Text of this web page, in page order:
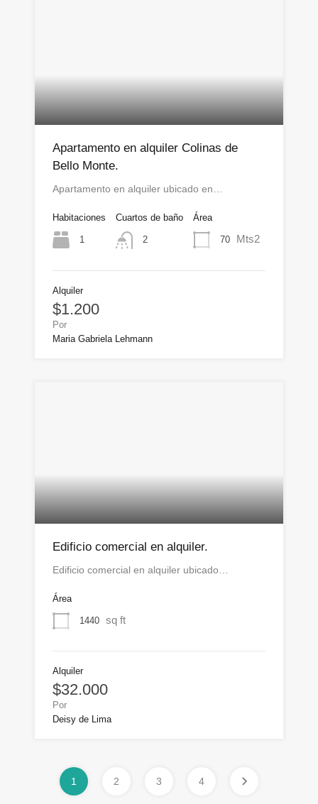
Apartamento en alquiler Colinas de
Bello Monte.
Apartamento en alquiler ubicado en…
Habitaciones
1
Cuartos de baño
2
Área
70 Mts2
Alquiler
$1.200
Por
Maria Gabriela Lehmann
Edificio comercial en alquiler.
Edificio comercial en alquiler ubicado…
Área
1440 sq ft
Alquiler
$32.000
Por
Deisy de Lima
1 2 3 4